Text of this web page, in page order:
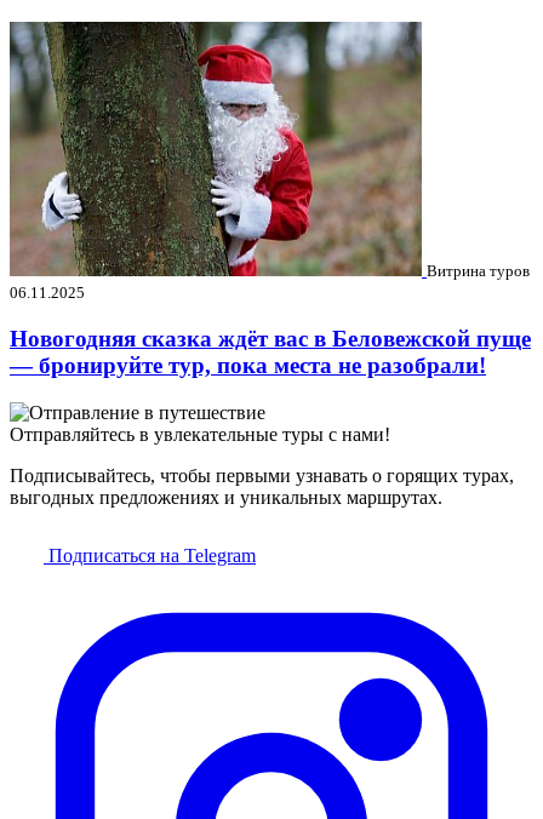
Витрина туров
06.11.2025
Новогодняя сказка ждёт вас в Беловежской пуще
— бронируйте тур, пока места не разобрали!
Отправляйтесь в увлекательные туры с нами!
Подписывайтесь, чтобы первыми узнавать о горящих турах,
выгодных предложениях и уникальных маршрутах.
Подписаться на Telegram